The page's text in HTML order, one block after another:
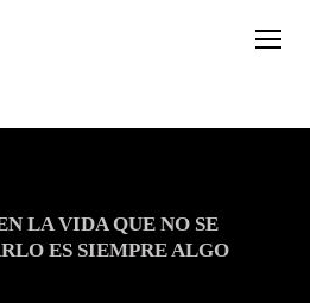
LA VIDA QUE NO SE
ES SIEMPRE ALGO